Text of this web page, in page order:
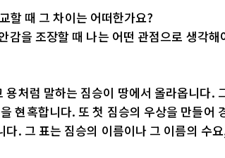
때 그 차이는 어떠한가요?
감을 조장할 때 나는 어떤 관점으로 생각해
용처럼 말하는 짐승이 땅에서 올라옵니다.
현혹합니다. 또 첫 짐승의 우상을 만들어
다. 그 표는 짐승의 이름이나 그 이름의 수